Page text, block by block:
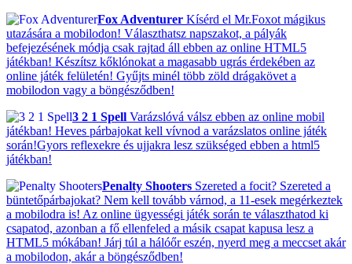
Fox Adventurer Kísérd el Mr.Foxot mágikus
utazására a mobilodon! Választhatsz napszakot, a pályák
befejezésének módja csak rajtad áll ebben az online HTML5
játékban! Készítsz kőklónokat a magasabb ugrás érdekében az
online játék felületén! Gyűjts minél több zöld drágakövet a
mobilodon vagy a böngésződben!
3 2 1 Spell Varázslóvá válsz ebben az online mobil
játékban! Heves párbajokat kell vívnod a varázslatos online játék
során!Gyors reflexekre és ujjakra lesz szükséged ebben a html5
játékban!
Penalty Shooters Szereted a focit? Szereted a
büntetőpárbajokat? Nem kell tovább várnod, a 11-esek megérkeztek
a mobilodra is! Az online ügyességi játék során te választhatod ki
csapatod, azonban a fő ellenfeled a másik csapat kapusa lesz a
HTML5 mókában! Járj túl a hálóőr eszén, nyerd meg a meccset akár
a mobilodon, akár a böngésződben!